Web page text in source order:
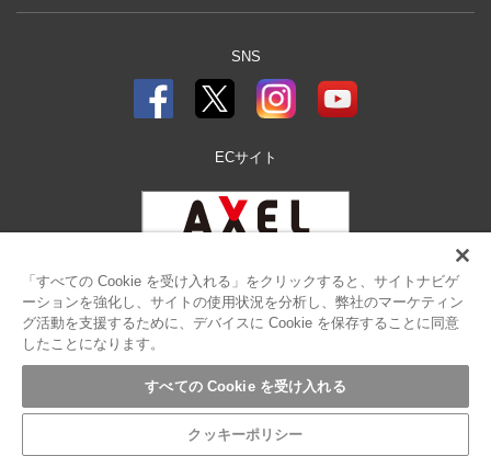
SNS
ECサイト
サイトポリシー プライバシーポリシー クッキーポリシー リンクについて
サイトマップ
©AS ONE Corporation.
「すべての Cookie を受け入れる」をクリックすると、サイトナビゲ
ーションを強化し、サイトの使用状況を分析し、弊社のマーケティン
グ活動を支援するために、デバイスに Cookie を保存することに同意
したことになります。
すべての Cookie を受け入れる
クッキーポリシー